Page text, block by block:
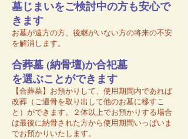
墓じまいをご検討中の方も安心で
きます
お墓が遠方の方、後継がいない方の将来の不安
を解消します。
合葬墓 (納骨壇)か合祀墓
を選ぶことができます
【合葬墓】お預かりして、使用期間内であれば
改葬（ご遺骨を取り出して他のお墓に移すこ
と）ができます。２体以上でお預かりする場合
は最後に納骨された方から使用期間いっぱいま
でお預かりいたします。